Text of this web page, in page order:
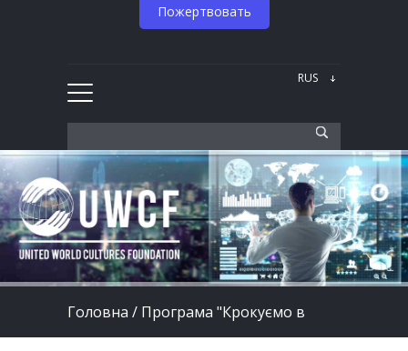
Пожертвовать
Головна / Програма "Крокуємо в